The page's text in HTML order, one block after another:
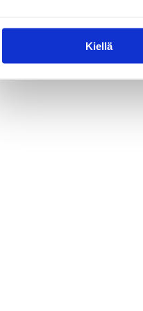
Kiellä
Maaottelu WU16